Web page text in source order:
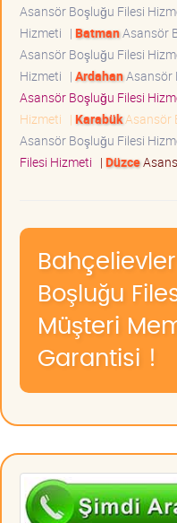
Asansör Boşluğu Filesi
Hizmeti | BatmanAsansör
Asansör Boşluğu Filesi
Hizmeti | ArdahanAsansör
Asansör Boşluğu Filesi
Hizmeti | KarabükAsansör
Asansör Boşluğu Filesi
Filesi Hizmeti | Düzce
Boşluğu
Müşteri
Garantisi !